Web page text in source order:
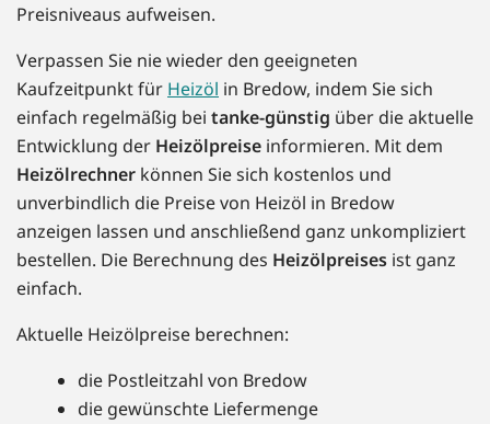
Preisniveaus aufweisen.
Verpassen Sie nie wieder den geeigneten
Kaufzeitpunkt für Heizöl in Bredow, indem Sie sich
einfach regelmäßig bei tanke-günstig über die aktuelle
Entwicklung der Heizölpreise informieren. Mit dem
Heizölrechner können Sie sich kostenlos und
unverbindlich die Preise von Heizöl in Bredow
anzeigen lassen und anschließend ganz unkompliziert
bestellen. Die Berechnung des Heizölpreises ist ganz
einfach.
Aktuelle Heizölpreise berechnen:
die Postleitzahl von Bredow
die gewünschte Liefermenge